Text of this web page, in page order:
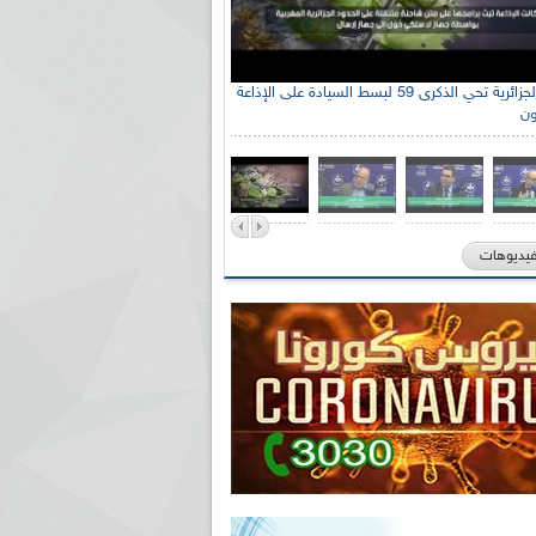
الإذاعة الجزائرية تحي الذكرى 59 لبسط السيادة على الإذاعة